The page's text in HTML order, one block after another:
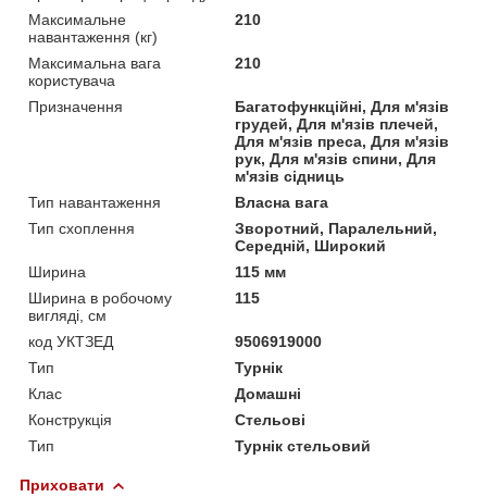
Максимальне
навантаження (кг)
210
Максимальна вага
користувача
210
Призначення
Багатофункційні, Для м'язів
грудей, Для м'язів плечей,
Для м'язів преса, Для м'язів
рук, Для м'язів спини, Для
м'язів сідниць
Тип навантаження
Власна вага
Тип схоплення
Зворотний, Паралельний,
Середній, Широкий
Ширина
115 мм
Ширина в робочому
вигляді, см
115
код УКТЗЕД
9506919000
Тип
Турнік
Клас
Домашні
Конструкція
Стельові
Тип
Турнік стельовий
Приховати